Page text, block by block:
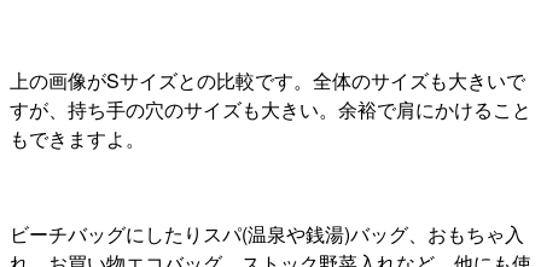
上の画像がSサイズとの比較です。全体のサイズも大きいで
すが、持ち手の穴のサイズも大きい。余裕で肩にかけること
もできますよ。
ビーチバッグにしたりスパ(温泉や銭湯)バッグ、おもちゃ入